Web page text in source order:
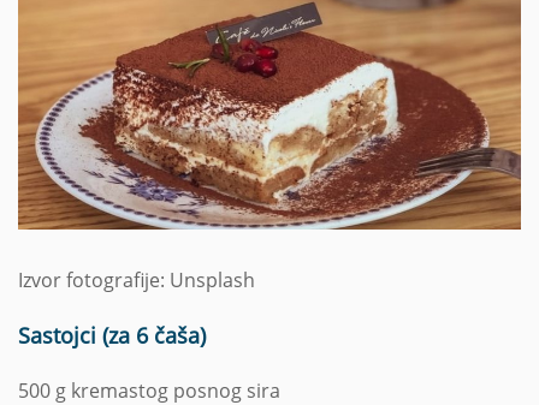
Izvor fotografije: Unsplash
Sastojci (za 6 čaša)
500 g kremastog posnog sira